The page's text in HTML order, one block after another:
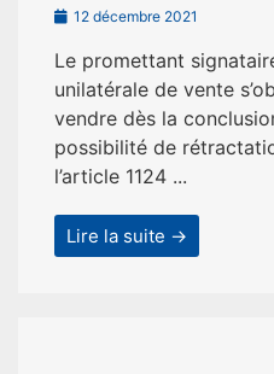
12 décembre 2021
Le promettant
unilatérale de vente
vendre dès la
possibilité de
l’article 1124 ...
Lire la suite →